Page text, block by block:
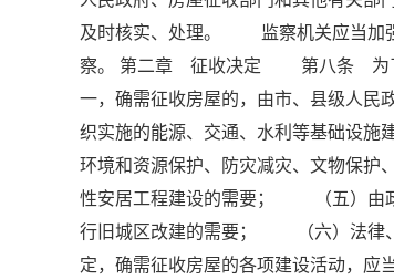
及时核实、处理。 监察机关应当加强
察。 第二章 征收决定 第八条 为了
一，确需征收房屋的，由市、县级
织实施的能源、交通、水利等基础设
环境和资源保护、防灾减灾、文物保
性安居工程建设的需要； （五）由政
行旧城区改建的需要； （六）法律
定，确需征收房屋的各项建设活动，应